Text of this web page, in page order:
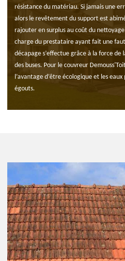
résistance du matériau. Si jamais une
alors le revêtement du support est
rajouter en surplus au coût du
charge du prestataire ayant fait une
décapage s’effectue grâce à la force de
des buses. Pour le couvreur
l’avantage d’être écologique et les
égouts.